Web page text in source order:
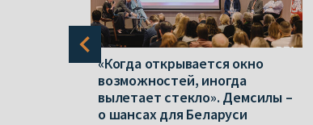
«Когда открывается окно
возможностей, иногда
вылетает стекло». Демсилы –
о шансах для Беларуси